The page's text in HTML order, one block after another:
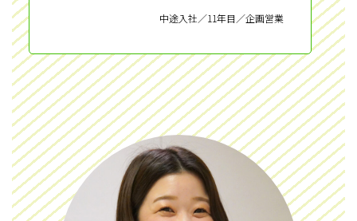
中途入社／11年目／企画営業